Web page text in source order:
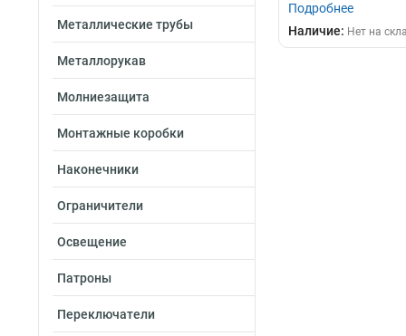
Металлические трубы
Металлорукав
Молниезащита
Монтажные коробки
Наконечники
Ограничители
Освещение
Патроны
Переключатели
Подробнее
Наличие: Нет на